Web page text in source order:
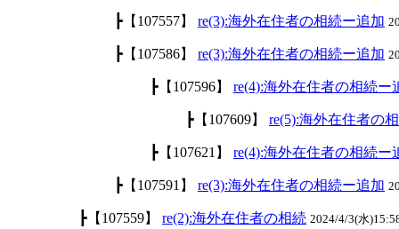
┣【107557】 re(3):海外在住者の相続ー追加
┣【107586】 re(3):海外在住者の相続ー追加
┣【107596】 re(4):海外在住者の相続ー
┣【107609】 re(5):海外在住者の
┣【107621】 re(4):海外在住者の相続ー
┣【107591】 re(3):海外在住者の相続ー追加
┣【107559】 re(2):海外在住者の相続 2024/4/3(水